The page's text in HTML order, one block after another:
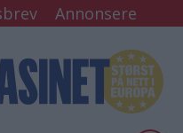
Annonsere